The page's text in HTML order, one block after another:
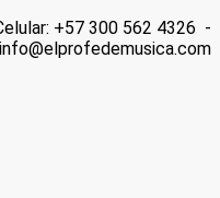
+57 300 562 4326 -